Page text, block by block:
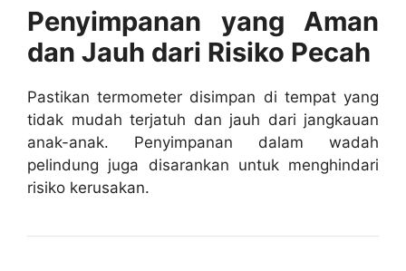
Penyimpanan yang Aman
dan Jauh dari Risiko Pecah
Pastikan termometer disimpan di tempat yang
tidak mudah terjatuh dan jauh dari jangkauan
anak-anak. Penyimpanan dalam wadah
pelindung juga disarankan untuk menghindari
risiko kerusakan.